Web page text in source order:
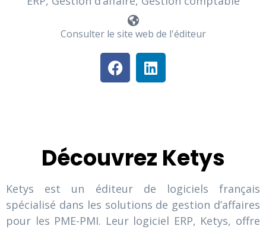
Consulter le site web de l'éditeur
Découvrez Ketys
Ketys est un éditeur de logiciels français
spécialisé dans les solutions de gestion d’affaires
pour les PME-PMI. Leur logiciel ERP, Ketys, offre